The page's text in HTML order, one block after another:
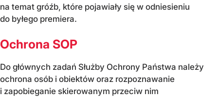
na temat gróźb, które pojawiały się w odniesieniu
do byłego premiera.
Ochrona SOP
Do głównych zadań Służby Ochrony Państwa należy
ochrona osób i obiektów oraz rozpoznawanie
i zapobieganie skierowanym przeciw nim